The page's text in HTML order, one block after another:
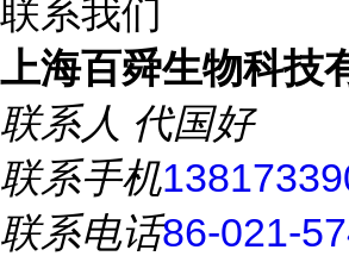
联系我们
上海百舜生物科技
联系人 代国好
联系手机
联系电话86-021-